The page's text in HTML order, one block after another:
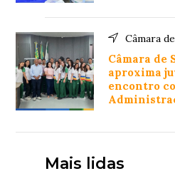
Câmara
Câmara de
aproxima
encontro
Mais lidas